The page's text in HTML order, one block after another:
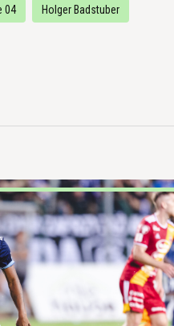
04 Holger Badstuber